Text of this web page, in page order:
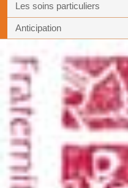
Les soins particuliers
Anticipation